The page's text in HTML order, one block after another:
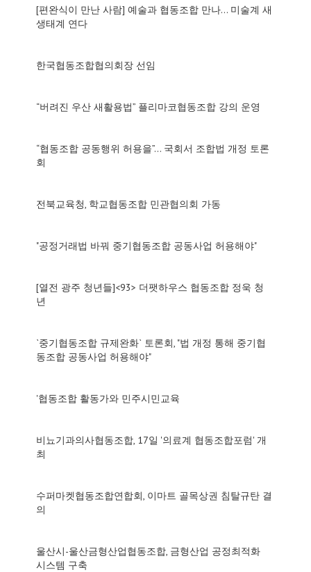
[편완식이 만난 사람] 예술과 협동조합 만나… 미술계 새
생태계 연다
한국협동조합협의회장 선임
“버려진 우산 새활용법” 플리마코협동조합 강의 운영
“협동조합 공동행위 허용을”… 국회서 조합법 개정 토론
회
전북교육청, 학교협동조합 민관협의회 가동
"공정거래법 바꿔 중기협동조합 공동사업 허용해야"
[열전 광주 청년들]<93> 더팻하우스 협동조합 정욱 청
년
`중기협동조합 규제완화` 토론회, "법 개정 통해 중기협
동조합 공동사업 허용해야"
'협동조합 활동가와 민주시민교육
비뇨기과의사협동조합, 17일 '의료계 협동조합포럼' 개
최
수퍼마켓협동조합연합회, 이마트 골목상권 침탈규탄 결
의
울산시-울산금형산업협동조합, 금형산업 공정최적화
시스템 구축